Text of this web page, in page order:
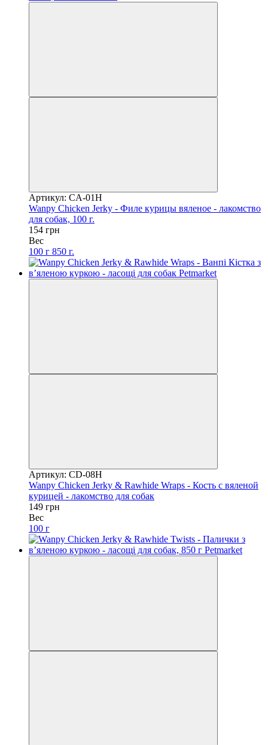
Артикул: CA-01H
Wanpy Chicken Jerky - Филе курицы вяленое - лакомство
для собак, 100 г.
154 грн
Вес
100 г 850 г.
Артикул: CD-08H
Wanpy Chicken Jerky & Rawhide Wraps - Кость с вяленой
курицей - лакомство для собак
149 грн
Вес
100 г